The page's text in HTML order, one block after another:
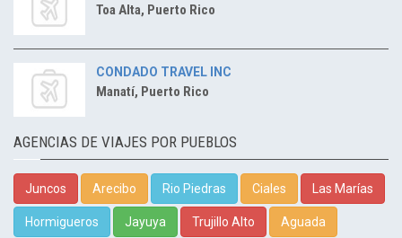
Toa Alta, Puerto Rico
CONDADO TRAVEL INC
Manatí, Puerto Rico
AGENCIAS DE VIAJES POR PUEBLOS
Juncos Arecibo Rio Piedras Ciales Las Marías
Hormigueros Jayuya Trujillo Alto Aguada